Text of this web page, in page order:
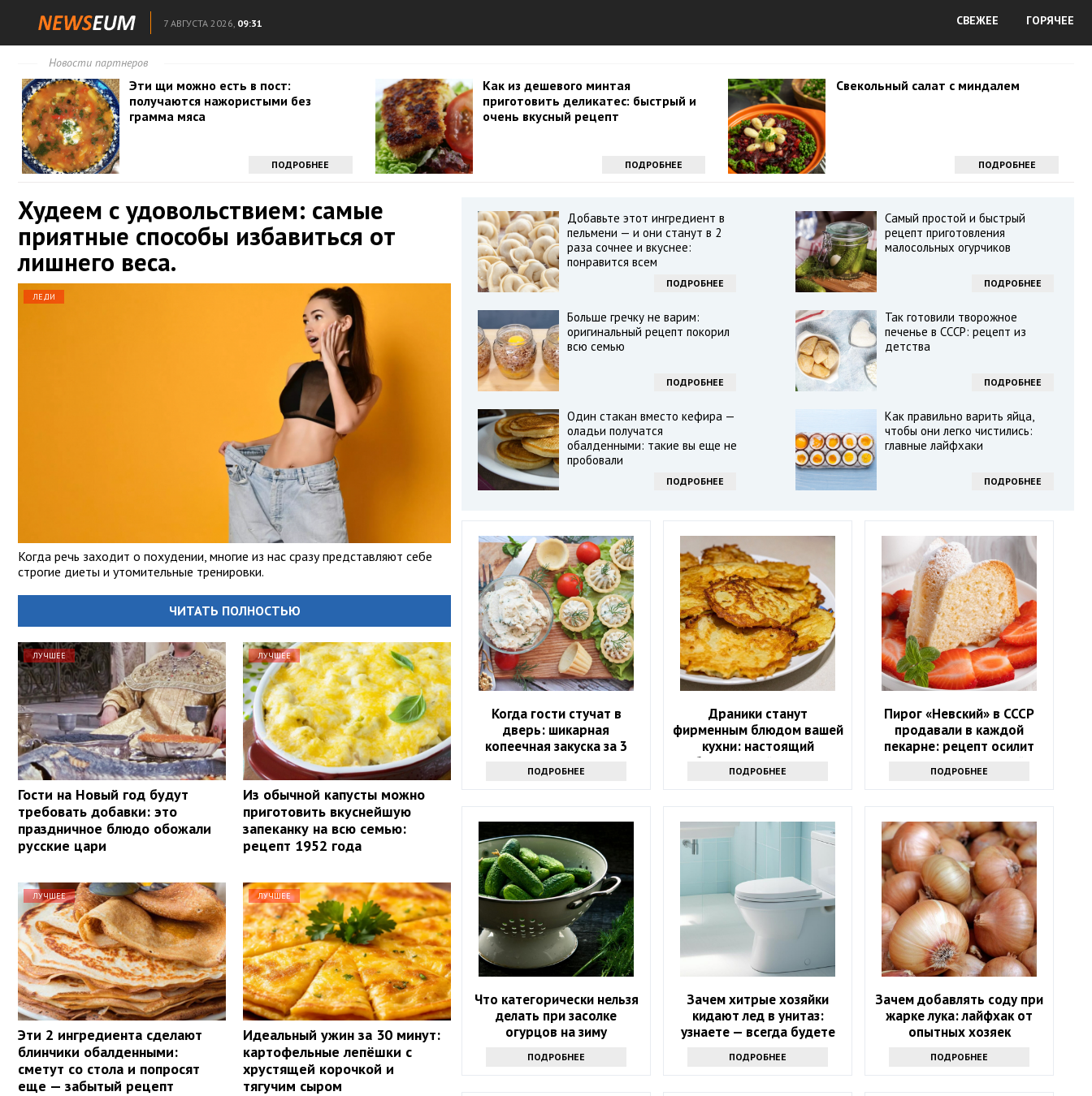
7 АВГУСТА 2026, 09:31 СВЕЖЕЕ ГОРЯЧЕЕ
Новости партнеров
Эти щи можно есть в пост:
получаются нажористыми без
грамма мяса
ПОДРОБНЕЕ
Как из дешевого минтая
приготовить деликатес: быстрый и
очень вкусный рецепт
ПОДРОБНЕЕ
Свекольный салат с миндалем
ПОДРОБНЕЕ
Худеем с удовольствием: самые
приятные способы избавиться от
лишнего веса.
ЛЕДИ
Когда речь заходит о похудении, многие из нас сразу представляют себе
строгие диеты и утомительные тренировки.
ЧИТАТЬ ПОЛНОСТЬЮ
ЛУЧШЕЕ
Гости на Новый год будут
требовать добавки: это
праздничное блюдо обожали
русские цари
ЛУЧШЕЕ
Из обычной капусты можно
приготовить вкуснейшую
запеканку на всю семью:
рецепт 1952 года
ЛУЧШЕЕ
Эти 2 ингредиента сделают
блинчики обалденными:
сметут со стола и попросят
еще — забытый рецепт
ЛУЧШЕЕ
Идеальный ужин за 30 минут:
картофельные лепёшки с
хрустящей корочкой и
тягучим сыром
Добавьте этот ингредиент в
пельмени — и они станут в 2
раза сочнее и вкуснее:
понравится всем
ПОДРОБНЕЕ
Самый простой и быстрый
рецепт приготовления
малосольных огурчиков
ПОДРОБНЕЕ
Больше гречку не варим:
оригинальный рецепт покорил
всю семью
ПОДРОБНЕЕ
Так готовили творожное
печенье в СССР: рецепт из
детства
ПОДРОБНЕЕ
Один стакан вместо кефира —
оладьи получатся
обалденными: такие вы еще не
пробовали
ПОДРОБНЕЕ
Как правильно варить яйца,
чтобы они легко чистились:
главные лайфхаки
ПОДРОБНЕЕ
Когда гости стучат в
дверь: шикарная
копеечная закуска за 3
ПОДРОБНЕЕ
Драники станут
фирменным блюдом вашей
кухни: настоящий
белорусский рецепт
ПОДРОБНЕЕ
Пирог «Невский» в СССР
продавали в каждой
пекарне: рецепт осилит
даже неопытная хозяйка
ПОДРОБНЕЕ
Что категорически нельзя
делать при засолке
огурцов на зиму
ПОДРОБНЕЕ
Зачем хитрые хозяйки
кидают лед в унитаз:
узнаете — всегда будете
ПОДРОБНЕЕ
Зачем добавлять соду при
жарке лука: лайфхак от
опытных хозяек
ПОДРОБНЕЕ